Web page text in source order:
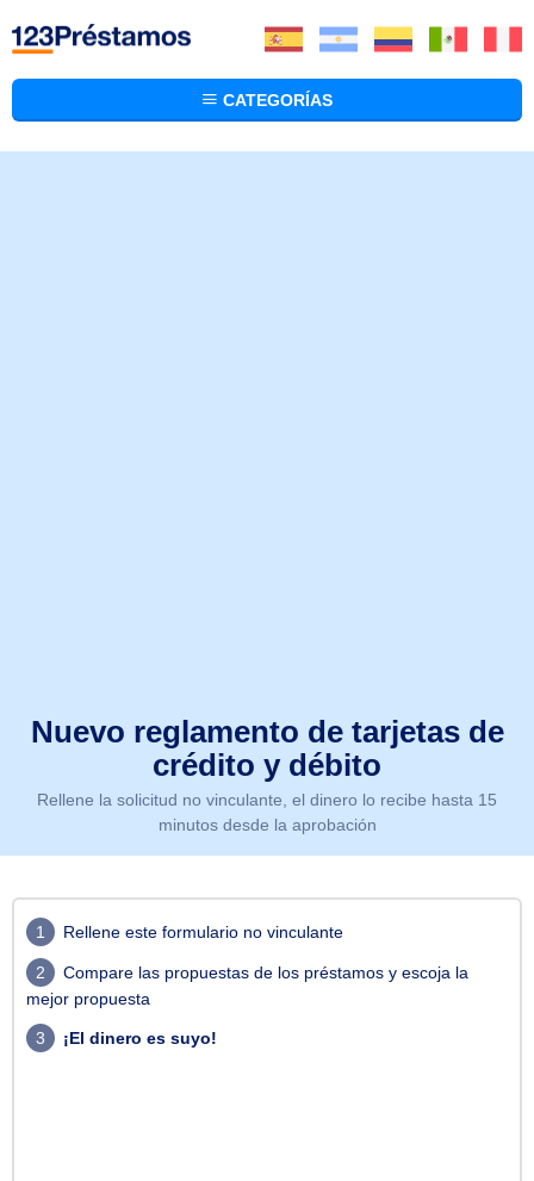
CATEGORÍAS
Nuevo reglamento de tarjetas de
crédito y débito
Rellene la solicitud no vinculante, el dinero lo recibe hasta 15
minutos desde la aprobación
1 Rellene este formulario no vinculante
2
Compare las propuestas de los préstamos y escoja la
mejor propuesta
3 ¡El dinero es suyo!